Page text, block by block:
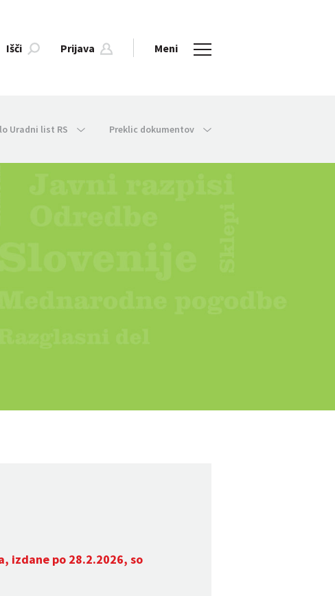
Išči Prijava Meni
Uradni list RS Preklic dokumentov
izdane po 28.2.2026, so